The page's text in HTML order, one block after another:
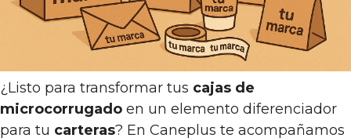
¿Listo para transformar tus cajas de
microcorrugado en un elemento diferenciador
para tu carteras? En Caneplus te acompañamos